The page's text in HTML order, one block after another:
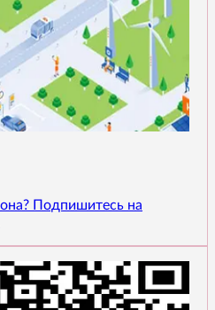
Подпишитесь на